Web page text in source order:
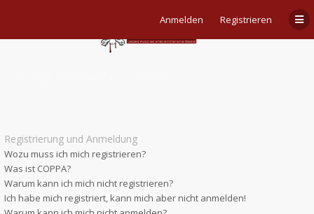
Anmelden Registrieren
Registrierung und Anmeldung
Wozu muss ich mich registrieren?
Was ist COPPA?
Warum kann ich mich nicht registrieren?
Ich habe mich registriert, kann mich aber nicht anmelden!